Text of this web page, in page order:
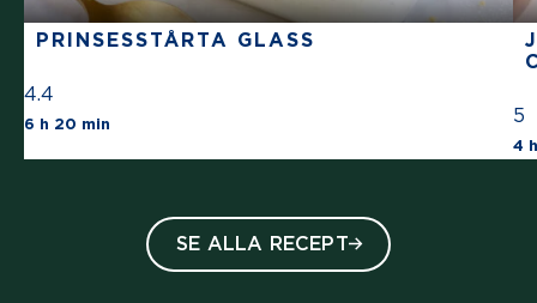
PRINSESSTÅRTA GLASS
4.4
6 h 20 min The average star rating for this recipe is 4
5
4
SE ALLA RECEPT